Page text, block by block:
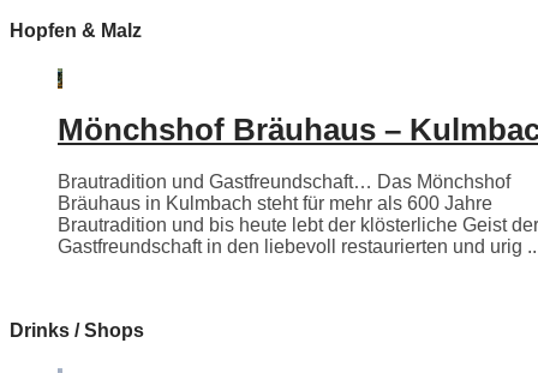
Hopfen & Malz
Mönchshof Bräuhaus –
Brautradition und Gastfreundschaft… Das Mönchshof
Bräuhaus in Kulmbach steht für mehr als 600 Jahre
Brautradition und bis heute lebt der klösterliche Geist der
Gastfreundschaft in den liebevoll restaurierten und urig
Drinks / Shops